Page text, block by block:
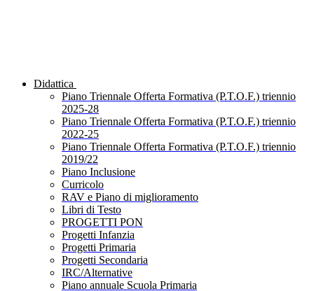
Didattica
Piano Triennale Offerta Formativa (P.T.O.F.) triennio
2025-28
Piano Triennale Offerta Formativa (P.T.O.F.) triennio
2022-25
Piano Triennale Offerta Formativa (P.T.O.F.) triennio
2019/22
Piano Inclusione
Curricolo
RAV e Piano di miglioramento
Libri di Testo
PROGETTI PON
Progetti Infanzia
Progetti Primaria
Progetti Secondaria
IRC/Alternative
Piano annuale Scuola Primaria